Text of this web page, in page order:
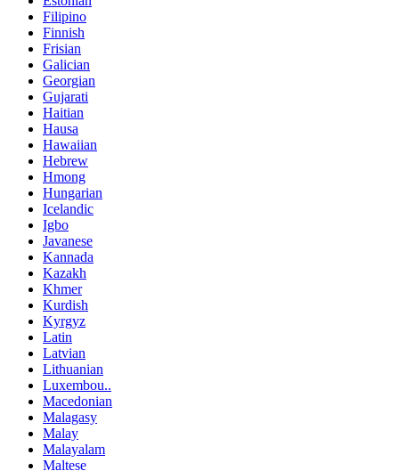
Filipino
Finnish
Frisian
Galician
Georgian
Gujarati
Haitian
Hausa
Hawaiian
Hebrew
Hmong
Hungarian
Icelandic
Igbo
Javanese
Kannada
Kazakh
Khmer
Kurdish
Kyrgyz
Latin
Latvian
Lithuanian
Luxembou..
Macedonian
Malagasy
Malay
Malayalam
Maltese